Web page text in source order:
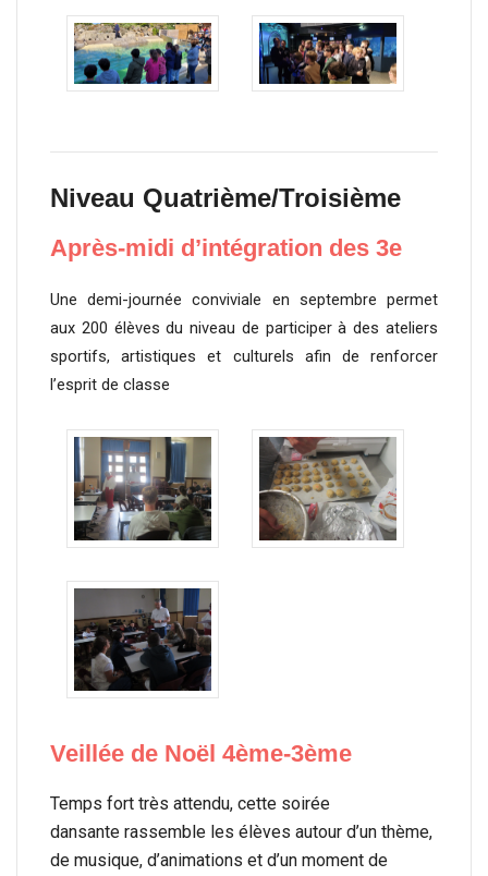
Niveau Quatrième/Troisième
Après-midi d’intégration des 3e
Une demi-journée conviviale en septembre permet
aux 200 élèves du niveau de participer à des ateliers
sportifs, artistiques et culturels afin de renforcer
l’esprit de classe
Veillée de Noël 4ème-3ème
Temps fort très attendu, cette soirée
dansante rassemble les élèves autour d’un thème,
de musique, d’animations et d’un moment de